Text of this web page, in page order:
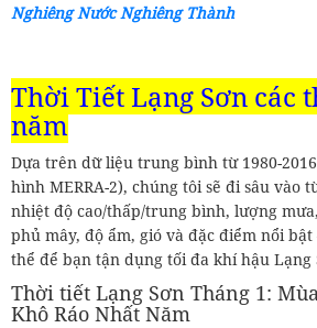
Nghiêng Nước Nghiêng Thành
Thời Tiết Lạng Sơn các
năm
Dựa trên dữ liệu trung bình từ 1980-
hình MERRA-2), chúng tôi sẽ đi sâu vào
nhiệt độ cao/thấp/trung bình, lượng
phủ mây, độ ẩm, gió và đặc điểm nổi
thể để bạn tận dụng tối đa khí hậu Lạng
Thời tiết Lạng Sơn Tháng 1:
Khô Ráo Nhất Năm